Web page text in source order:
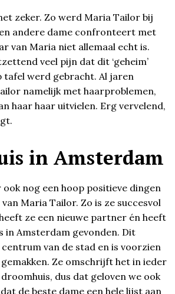
zeker. Zo werd Maria Tailor bij
andere dame confronteert met
van Maria niet allemaal echt is.
veel pijn dat dit ‘geheim’
tafel werd gebracht. Al jaren
namelijk met haarproblemen,
haar haar uitvielen. Erg vervelend,
in Amsterdam
ook nog een hoop positieve dingen
Maria Tailor. Zo is ze succesvol
ze een nieuwe partner én heeft
in Amsterdam gevonden. Dit
van de stad en is voorzien
Ze omschrijft het in ieder
dus dat geloven we ook
de beste dame een hele lijst aan